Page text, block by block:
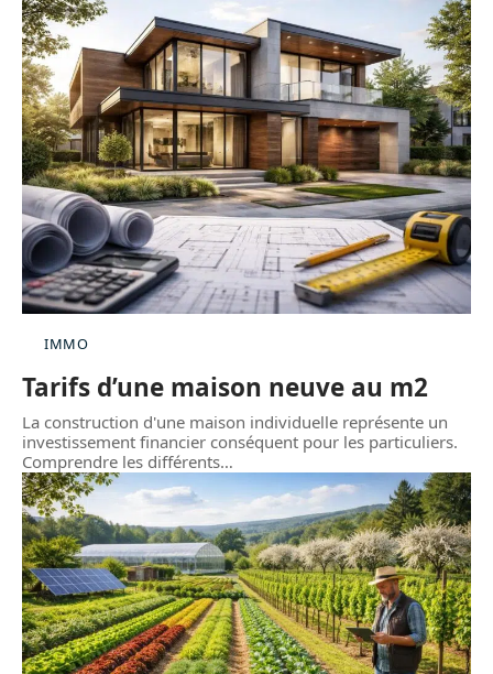
IMMO
Tarifs d’une maison neuve au m2
La construction d'une maison individuelle représente un
investissement financier conséquent pour les particuliers.
Comprendre les différents…